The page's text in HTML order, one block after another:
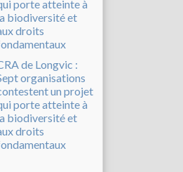
de Longvic :
organisations
un projet
porte atteinte à
biodiversité et
droits